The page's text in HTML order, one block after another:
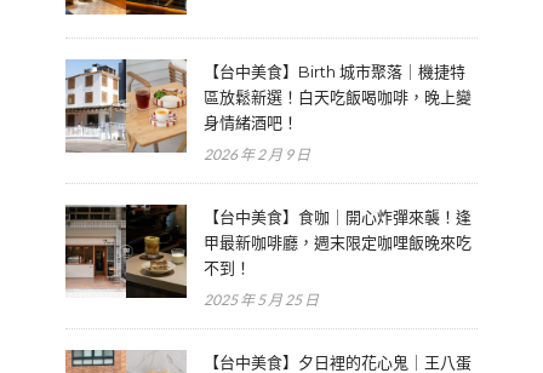
【台中美食】Birth 城市聚落｜機捷特
區放鬆新選！白天吃飯喝咖啡，晚上變
身情緒酒吧！
2026 年 2 月 9 日
【台中美食】食咖｜開心炸彈來襲！逢
甲最新咖啡廳，週末限定咖哩飯晚來吃
不到！
2025 年 5 月 25 日
【台中美食】夕日裡的花心鬼｜王八蛋